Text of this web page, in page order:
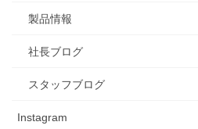
製品情報
社長ブログ
スタッフブログ
Instagram